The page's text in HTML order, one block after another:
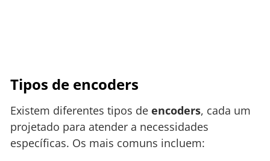
Tipos de encoders
Existem diferentes tipos de encoders, cada um
projetado para atender a necessidades
específicas. Os mais comuns incluem: